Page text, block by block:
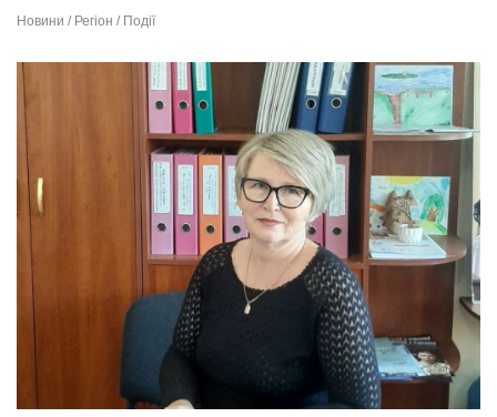
Новини / Регіон / Події